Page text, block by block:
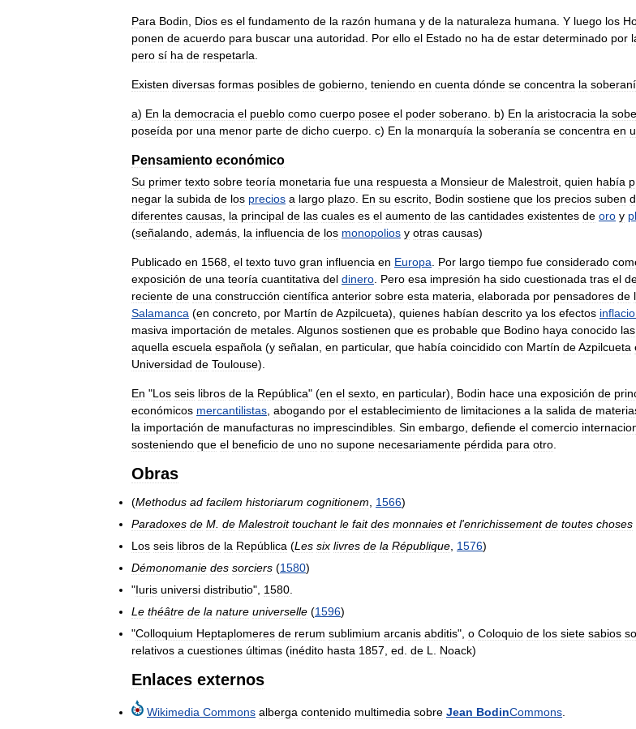
Para Bodin Dios es el fundamento de la razón humana y de la naturaleza humana Y luego los
ponen de acuerdo para buscar una autoridad Por ello el Estado no ha de estar determinado por
pero sí ha de respetarla
Existen diversas formas posibles de gobierno teniendo en cuenta dónde se concentra la
a) En la democracia el pueblo como cuerpo posee el poder soberano b) En la aristocracia la
poseída por una menor parte de dicho cuerpo c) En la monarquía la soberanía se concentra en
Pensamiento económico
Su primer texto sobre teoría monetaria fue una respuesta a Monsieur de Malestroit quien había
negar la subida de los precios a largo plazo En su escrito Bodin sostiene que los precios suben
diferentes causas la principal de las cuales es el aumento de las cantidades existentes de oro y
(señalando además la influencia de los monopolios y otras causas)
Publicado en 1568 el texto tuvo gran influencia en Europa Por largo tiempo fue considerado
exposición de una teoría cuantitativa del dinero Pero esa impresión ha sido cuestionada tras el
reciente de una construcción científica anterior sobre esta materia elaborada por pensadores de
Salamanca (en concreto por Martín deAzpilcueta), quienes habían descrito ya los efectos
masiva importación de metales Algunos sostienen que es probable que Bodino haya conocido las
aquella escuela española (y señalan en particular, que había coincidido con Martín deAzpilcueta
Universidad de Toulouse).
En "Los seis libros de la República" (en el sexto en particular), Bodin hace una exposición de
económicos mercantilistas abogando por el establecimiento de limitaciones a la salida de
la importación de manufacturas no imprescindibles Sin embargo defiende el comercio
sosteniendo que el beneficio de uno no supone necesariamente pérdida para otro
Obras
(Methodus ad facilem historiarum cognitionem 1566)
Paradoxes de M de Malestroit touchant le fait des monnaies et l'enrichissement de toutes choses
Los seis libros de la República (Les six livres de la République 1576)
Démonomanie des sorciers (1580)
"Iuris universi distributio", 1580
Le théâtre de la nature universelle (1596)
"Colloquium Heptaplomeres de rerum sublimium arcanis abditis", o Coloquio de los siete sabios
relativos a cuestiones últimas (inédito hasta 1857 ed de L Noack)
Enlaces externos
Wikimedia Commons alberga contenido multimedia sobre Jean BodinCommons